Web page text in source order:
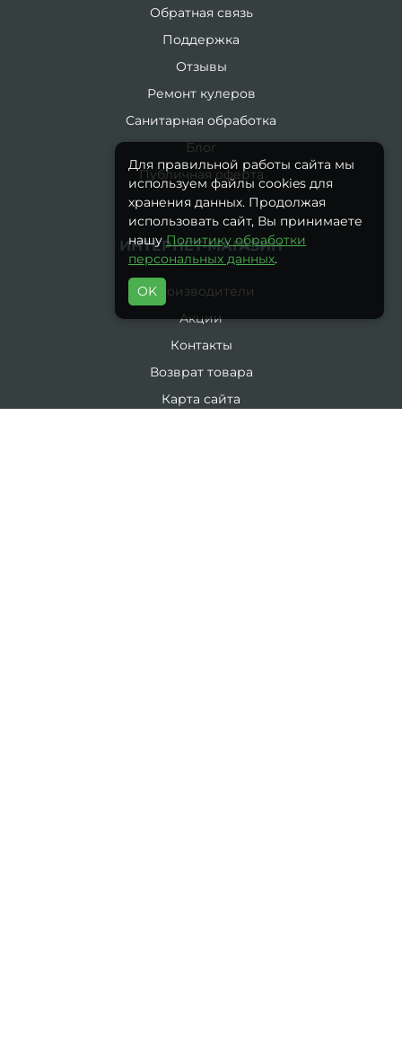
Обратная связь
Поддержка
Отзывы
Ремонт кулеров
Санитарная обработка
Блог
Публичная оферта
ИНТЕРНЕТ-МАГАЗИН
Производители
Акции
Контакты
Возврат товара
Карта сайта
Для правильной работы сайта мы
используем файлы cookies для
хранения данных. Продолжая
использовать сайт, Вы принимаете
нашуПолитику обработки
персональных данных.
OK